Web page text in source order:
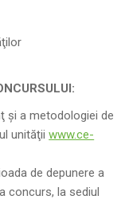
şi a metodologiei de
unităţiiwww.ce-
de depunere a
concurs, la sediul